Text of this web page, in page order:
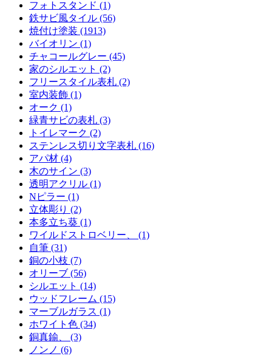
フォトスタンド (1)
鉄サビ風タイル (56)
焼付け塗装 (1913)
バイオリン (1)
チャコールグレー (45)
家のシルエット (2)
フリースタイル表札 (2)
室内装飾 (1)
オーク (1)
緑青サビの表札 (3)
トイレマーク (2)
ステンレス切り文字表札 (16)
アパ材 (4)
木のサイン (3)
透明アクリル (1)
Nピラー (1)
立体彫り (2)
本多立ち葵 (1)
ワイルドストロベリー、 (1)
自筆 (31)
銅の小枝 (7)
オリーブ (56)
シルエット (14)
ウッドフレーム (15)
マーブルガラス (1)
ホワイト色 (34)
銅真鍮、 (3)
ノンノ (6)